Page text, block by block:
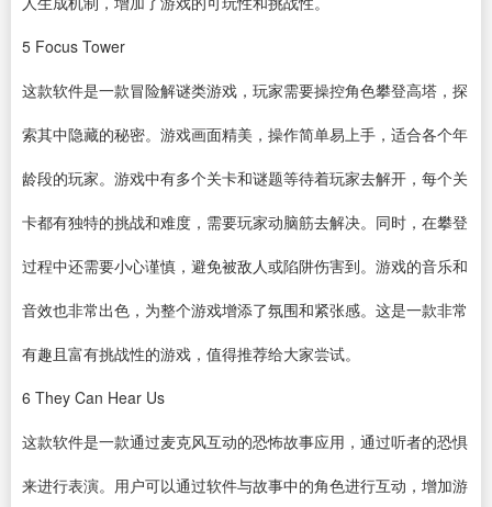
5 Focus Tower
这款软件是一款冒险解谜类游戏，玩家需要操控角色攀登高塔，探
索其中隐藏的秘密。游戏画面精美，操作简单易上手，适合各个年
龄段的玩家。游戏中有多个关卡和谜题等待着玩家去解开，每个关
卡都有独特的挑战和难度，需要玩家动脑筋去解决。同时，在攀登
过程中还需要小心谨慎，避免被敌人或陷阱伤害到。游戏的音乐和
音效也非常出色，为整个游戏增添了氛围和紧张感。这是一款非常
有趣且富有挑战性的游戏，值得推荐给大家尝试。
6 They Can Hear Us
这款软件是一款通过麦克风互动的恐怖故事应用，通过听者的恐惧
来进行表演。用户可以通过软件与故事中的角色进行互动，增加游